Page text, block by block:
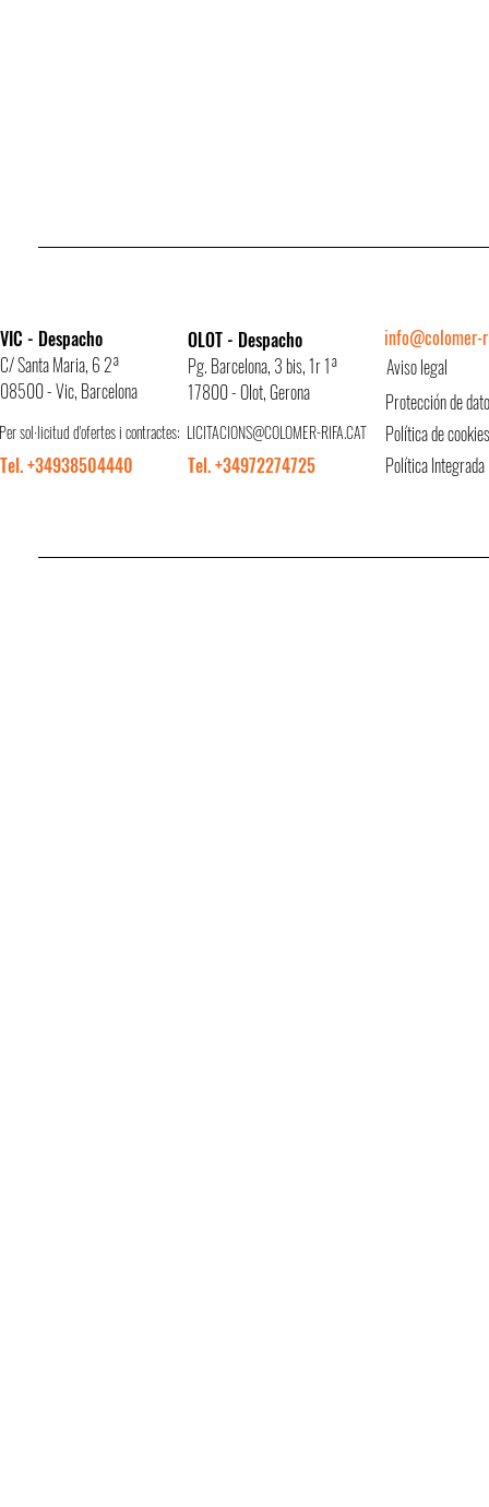
VIC - Despacho
C/ Santa Maria, 6 2ª
08500 - Vic, Barcelona
OLOT - Despacho
Pg. Barcelona, 3 bis, 1r 1ª
17800 - Olot, Gerona
Per sol·licitud d'ofertes i contractes: LICITACIONS@COLOMER-RIFA.CAT
Tel. +34938504440 Tel. +34972274725
Aviso legal
Protección de
Política de cookies
Política Integrada